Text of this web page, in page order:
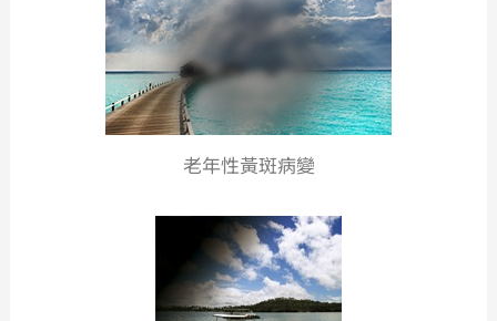
老年性黃斑病變